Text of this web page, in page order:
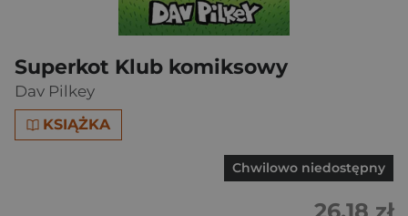
Superkot Klub komiksowy
Dav Pilkey
KSIĄŻKA
Chwilowo niedostępny